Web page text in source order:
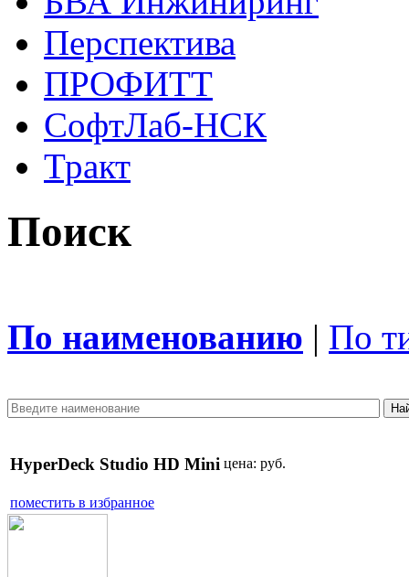
Перспектива
ПРОФИТТ
СофтЛаб-НСК
Тракт
Поиск
По наименованию | По
HyperDeck Studio HD Mini цена: руб.
поместить в избранное